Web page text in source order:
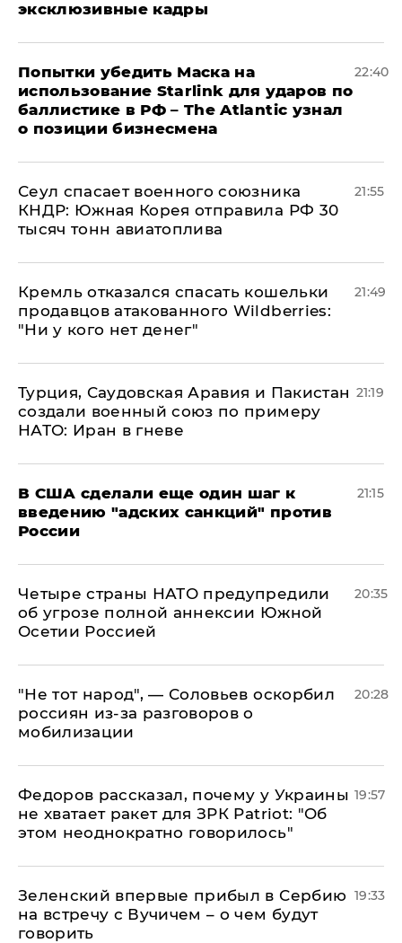
эксклюзивные кадры
Попытки убедить Маска на
использование Starlink для ударов по
баллистике в РФ – The Atlantic узнал
о позиции бизнесмена
22:40
​Сеул спасает военного союзника
КНДР: Южная Корея отправила РФ 30
тысяч тонн авиатоплива
21:55
Кремль отказался спасать кошельки
продавцов атакованного Wildberries:
"Ни у кого нет денег"
21:49
Турция, Саудовская Аравия и Пакистан
создали военный союз по примеру
НАТО: Иран в гневе
21:19
В США сделали еще один шаг к
введению "адских санкций" против
России
21:15
Четыре страны НАТО предупредили
об угрозе полной аннексии Южной
Осетии Россией
20:35
​"Не тот народ", — Соловьев оскорбил
россиян из-за разговоров о
мобилизации
20:28
Федоров рассказал, почему у Украины
не хватает ракет для ЗРК Patriot: "Об
этом неоднократно говорилось"
19:57
Зеленский впервые прибыл в Сербию
на встречу с Вучичем – о чем будут
говорить
19:33